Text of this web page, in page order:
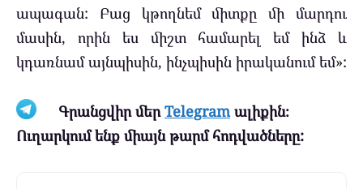
ապագան: Բաց կթողնեմ միտքը մի մարդու
մասին, որին ես միշտ համարել եմ ինձ և
կդառնամ այնպիսին, ինչպիսին իրականում եմ»:
Գրանցվիր մերTelegramալիքին։
Ուղարկում ենք միայն թարմ հոդվածները: